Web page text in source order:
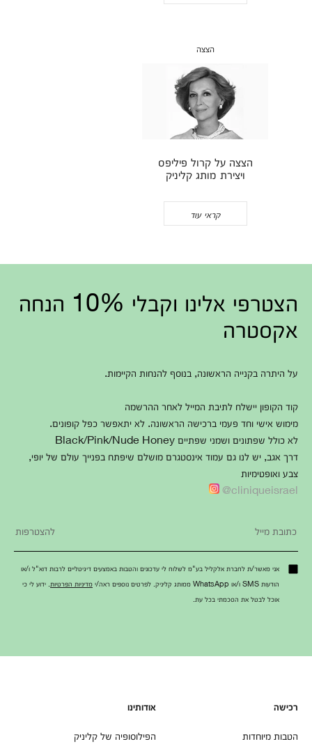
הצצה
הצצה על קרול פיליפס
ויצירת מותג קליניק
קראי עוד
הצטרפי אלינו וקבלי 10% הנחה
אקסטרה
על היתרה בקנייה הראשונה, בנוסף להנחות הקיימות.
קוד הקופון יישלח לתיבת המייל לאחר ההרשמה
מימוש אישי וחד פעמי ברכישה הראשונה. לא יתאפשר כפל קופונים.
לא כולל שפתונים ושמני שפתיים Black/Pink/Nude Honey
דרך אגב, יש לנו גם עמוד אינסטגרם מושלם שיפתח בפנייך עולם של יופי,
צבע ואופטימיות
cliniqueisrael@
אני מאשר/ת לחברת אלקליל בע"מ לשלוח לי עדכונים והטבות באמצעים דיגיטליים לרבות דוא"ל ו/או
הודעות SMS ו/או WhatsApp ממותג קליניק. לפרטים נוספים ראה/י
מדיניות הפרטיות . ידוע לי כי
אוכל לבטל את הסכמתי בכל עת.
רכישה
הטבות מיוחדות
אודותינו
הפילוסופיה של קליניק